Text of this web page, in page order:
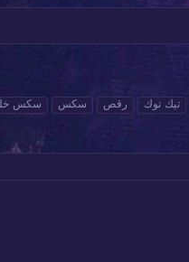
تيك توك رقص سكس سكس